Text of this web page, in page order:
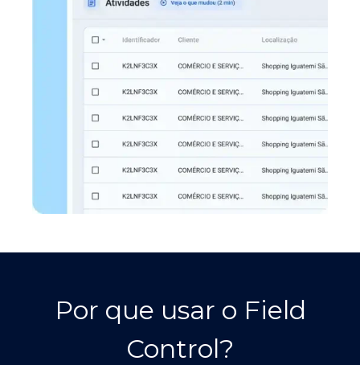
Por que usar o Field
Control?